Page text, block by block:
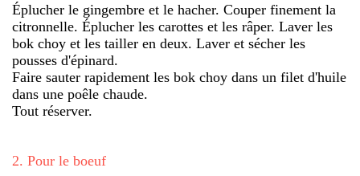
Éplucher le gingembre et le hacher. Couper finement la
citronnelle. Éplucher les carottes et les râper. Laver les
bok choy et les tailler en deux. Laver et sécher les
pousses d'épinard.
Faire sauter rapidement les bok choy dans un filet d'huile
dans une poêle chaude.
Tout réserver.
2. Pour le boeuf